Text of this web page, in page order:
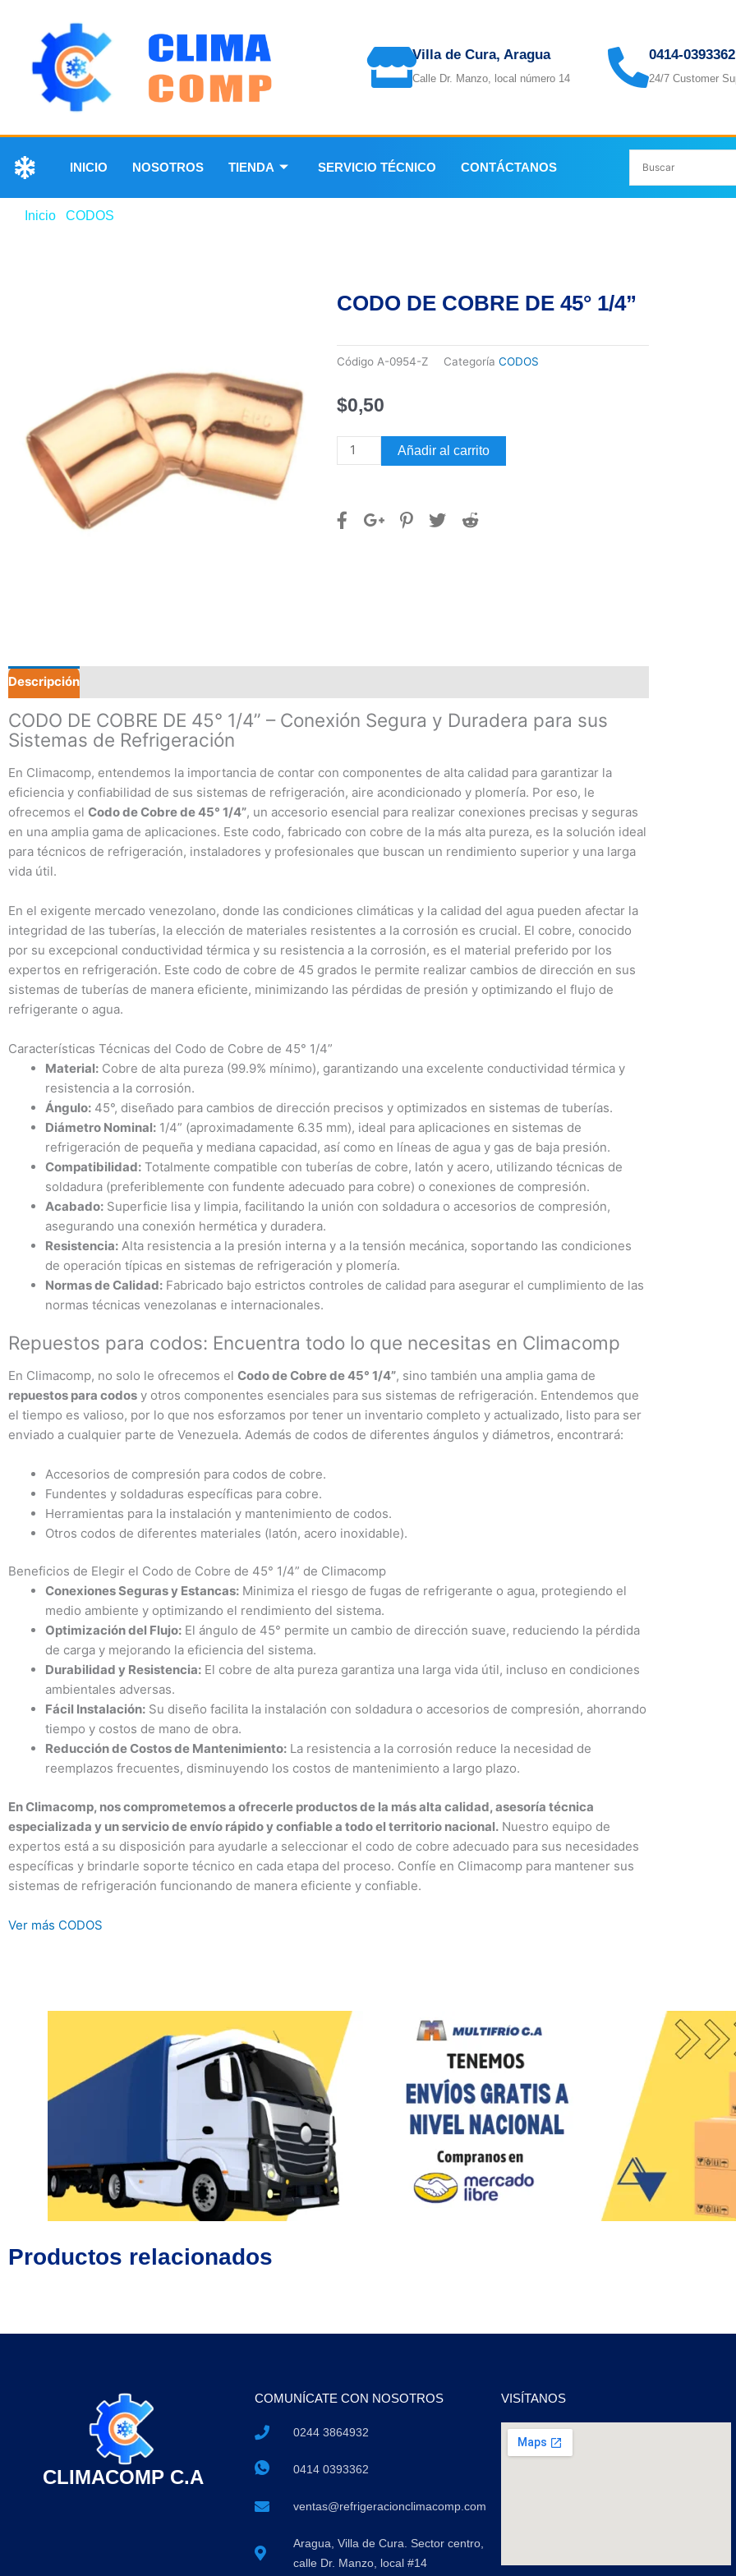
Villa de Cura, Aragua
Calle Dr. Manzo, local número 14
0414-0393362
24/7 Customer
INICIO NOSOTROS TIENDA SERVICIO TÉCNICO CONTÁCTANOS
Inicio CODOS
CODO DE COBRE DE 45° 1/4”
Código A-0954-Z Categoría CODOS
$0,50
CODO
DE
45°
Añadir al carrito
Descripción
CODO DE COBRE DE 45° 1/4” – Conexión Segura y Duradera para sus
Sistemas de Refrigeración
En Climacomp, entendemos la importancia de contar con componentes de alta calidad para garantizar la
eficiencia y confiabilidad de sus sistemas de refrigeración, aire acondicionado y plomería. Por eso, le
ofrecemos el Codo de Cobre de 45° 1/4”, un accesorio esencial para realizar conexiones precisas y seguras
en una amplia gama de aplicaciones. Este codo, fabricado con cobre de la más alta pureza, es la solución ideal
para técnicos de refrigeración, instaladores y profesionales que buscan un rendimiento superior y una larga
vida útil.
En el exigente mercado venezolano, donde las condiciones climáticas y la calidad del agua pueden afectar la
integridad de las tuberías, la elección de materiales resistentes a la corrosión es crucial. El cobre, conocido
por su excepcional conductividad térmica y su resistencia a la corrosión, es el material preferido por los
expertos en refrigeración. Este codo de cobre de 45 grados le permite realizar cambios de dirección en sus
sistemas de tuberías de manera eficiente, minimizando las pérdidas de presión y optimizando el flujo de
refrigerante o agua.
Características Técnicas del Codo de Cobre de 45° 1/4”
Material: Cobre de alta pureza (99.9% mínimo), garantizando una excelente conductividad térmica y
resistencia a la corrosión.
Ángulo: 45°, diseñado para cambios de dirección precisos y optimizados en sistemas de tuberías.
Diámetro Nominal: 1/4” (aproximadamente 6.35 mm), ideal para aplicaciones en sistemas de
refrigeración de pequeña y mediana capacidad, así como en líneas de agua y gas de baja presión.
Compatibilidad: Totalmente compatible con tuberías de cobre, latón y acero, utilizando técnicas de
soldadura (preferiblemente con fundente adecuado para cobre) o conexiones de compresión.
Acabado: Superficie lisa y limpia, facilitando la unión con soldadura o accesorios de compresión,
asegurando una conexión hermética y duradera.
Resistencia: Alta resistencia a la presión interna y a la tensión mecánica, soportando las condiciones
de operación típicas en sistemas de refrigeración y plomería.
Normas de Calidad: Fabricado bajo estrictos controles de calidad para asegurar el cumplimiento de las
normas técnicas venezolanas e internacionales.
Repuestos para codos: Encuentra todo lo que necesitas en Climacomp
En Climacomp, no solo le ofrecemos el Codo de Cobre de 45° 1/4”, sino también una amplia gama de
repuestos para codos y otros componentes esenciales para sus sistemas de refrigeración. Entendemos que
el tiempo es valioso, por lo que nos esforzamos por tener un inventario completo y actualizado, listo para ser
enviado a cualquier parte de Venezuela. Además de codos de diferentes ángulos y diámetros, encontrará:
Accesorios de compresión para codos de cobre.
Fundentes y soldaduras específicas para cobre.
Herramientas para la instalación y mantenimiento de codos.
Otros codos de diferentes materiales (latón, acero inoxidable).
Beneficios de Elegir el Codo de Cobre de 45° 1/4” de Climacomp
Conexiones Seguras y Estancas: Minimiza el riesgo de fugas de refrigerante o agua, protegiendo el
medio ambiente y optimizando el rendimiento del sistema.
Optimización del Flujo: El ángulo de 45° permite un cambio de dirección suave, reduciendo la pérdida
de carga y mejorando la eficiencia del sistema.
Durabilidad y Resistencia: El cobre de alta pureza garantiza una larga vida útil, incluso en condiciones
ambientales adversas.
Fácil Instalación: Su diseño facilita la instalación con soldadura o accesorios de compresión, ahorrando
tiempo y costos de mano de obra.
Reducción de Costos de Mantenimiento: La resistencia a la corrosión reduce la necesidad de
reemplazos frecuentes, disminuyendo los costos de mantenimiento a largo plazo.
En Climacomp, nos comprometemos a ofrecerle productos de la más alta calidad, asesoría técnica
especializada y un servicio de envío rápido y confiable a todo el territorio nacional. Nuestro equipo de
expertos está a su disposición para ayudarle a seleccionar el codo de cobre adecuado para sus necesidades
específicas y brindarle soporte técnico en cada etapa del proceso. Confíe en Climacomp para mantener sus
sistemas de refrigeración funcionando de manera eficiente y confiable.
Ver más CODOS
Productos relacionados
CLIMACOMP C.A
COMUNÍCATE CON NOSOTROS
0244 3864932
0414 0393362
ventas@refrigeracionclimacomp.com
Aragua, Villa de Cura. Sector centro,
calle Dr. Manzo, local #14
VISÍTANOS